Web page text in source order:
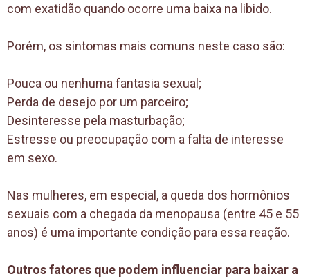
com exatidão quando ocorre uma baixa na libido.
Porém, os sintomas mais comuns neste caso são:
Pouca ou nenhuma fantasia sexual;
Perda de desejo por um parceiro;
Desinteresse pela masturbação;
Estresse ou preocupação com a falta de interesse
em sexo.
Nas mulheres, em especial, a queda dos hormônios
sexuais com a chegada da menopausa (entre 45 e 55
anos) é uma importante condição para essa reação.
Outros fatores que podem influenciar para baixar a